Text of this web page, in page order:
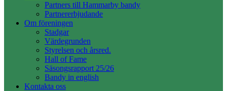
Partners till Hammarby bandy
Partnererbjudande
Om föreningen
Stadgar
Värdegrunden
Styrelsen och årsred.
Hall of Fame
Säsongsrapport 25/26
Bandy in english
Kontakta oss